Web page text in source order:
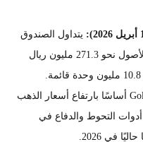
: يتداول الصندوق
قرب 25.16 ريالًا، بينما بلغ صافي قيمة الأصول نحو 271.3 مليون ريال
يرتبط نمو صندوق البلاد Gold ETF أساسًا بارتفاع أسعار الذهب
التحوط والدفاع في
في 2026.